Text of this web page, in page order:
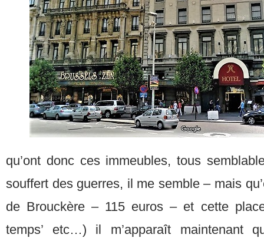
qu’ont donc ces immeubles, tous
souffert des guerres, il me semble – mais
de Brouckère – 115 euros – et cette
temps’ etc…) il m’apparaît maintenant